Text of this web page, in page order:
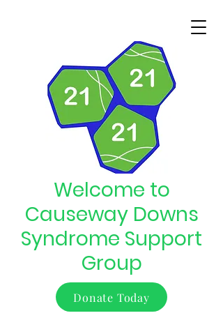
Welcome to
Causeway Downs
Syndrome Support
Group
Donate Today